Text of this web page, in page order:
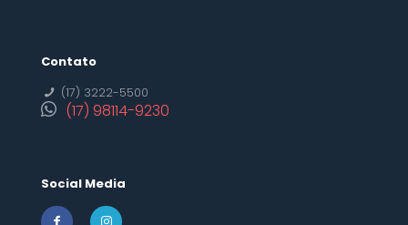
Contato
(17) 3222-5500
(17) 98114-9230
Social Media